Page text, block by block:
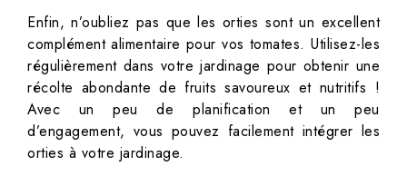
Enfin, n’oubliez pas que les orties sont un excellent
complément alimentaire pour vos tomates. Utilisez-les
régulièrement dans votre jardinage pour obtenir une
récolte abondante de fruits savoureux et nutritifs !
Avec un peu de planification et un peu
d’engagement, vous pouvez facilement intégrer les
orties à votre jardinage.